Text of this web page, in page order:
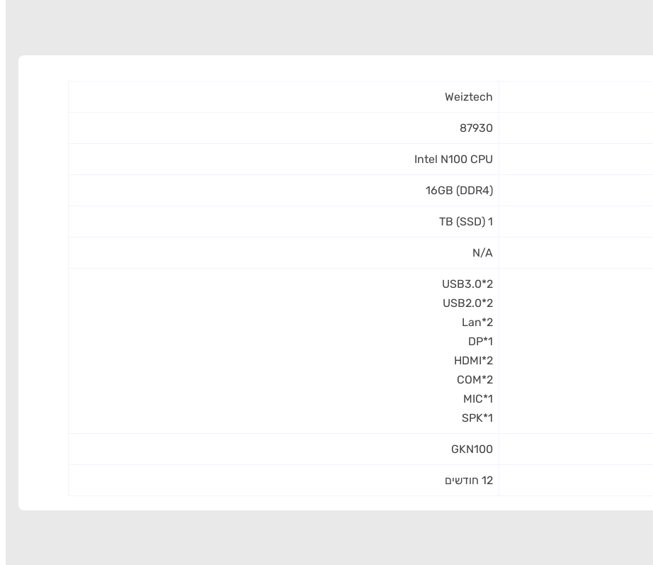
Weiztech
87930
Intel N100 CPU
16GB (DDR4)
1 TB (SSD)
N/A
2*USB3.0
2*USB2.0
2*Lan
1*DP
2*HDMI
2*COM
1*MIC
1*SPK
GKN100
12 חודשים